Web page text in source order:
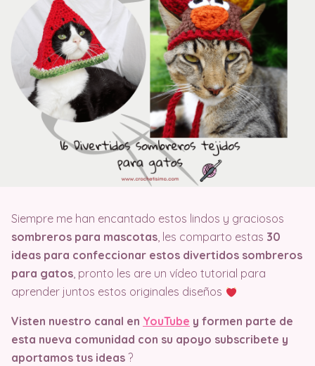
Siempre me han encantado estos lindos y graciosos
sombreros para mascotas, les comparto estas 30
ideas para confeccionar estos divertidos sombreros
para gatos, pronto les are un vídeo tutorial para
aprender juntos estos originales diseños
Visten nuestro canal en YouTube y formen parte de
esta nueva comunidad con su apoyo subscribete y
aportamos tus ideas ?